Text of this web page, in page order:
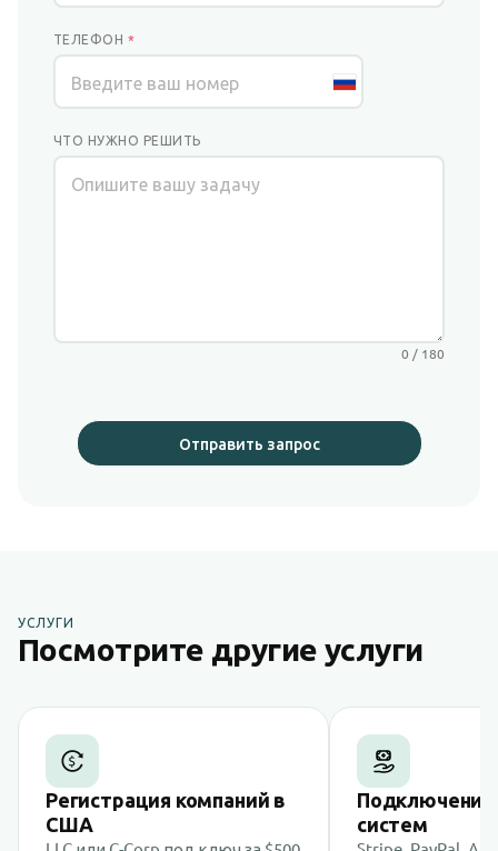
ТЕЛЕФОН *
ЧТО НУЖНО РЕШИТЬ
0 / 180
Отправить запрос
УСЛУГИ
Посмотрите другие услуги
Регистрация компаний в
США
систем